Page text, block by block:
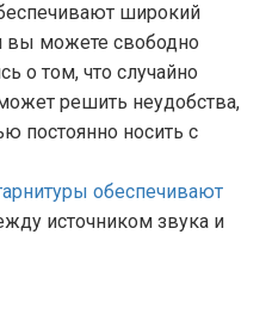
широкий
вы можете свободно
о том, что случайно
решить неудобства,
постоянно носить с
обеспечивают
источником звука и